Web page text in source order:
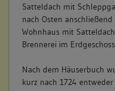
Beschreibung:
Keller
Betroffene Gebäudeteile:
keine
Satteldach mit
nach Osten
Wohnhaus mit
Brennerei im
Nach dem Häuserbuch
kurz nach 1724